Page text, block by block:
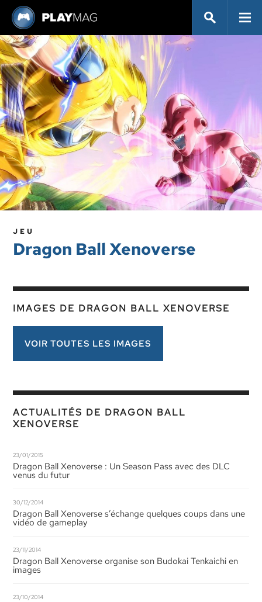
JEU
Dragon Ball Xenoverse
IMAGES DE DRAGON BALL XENOVERSE
VOIR TOUTES LES IMAGES
ACTUALITÉS DE DRAGON BALL
XENOVERSE
23/01/2015
Dragon Ball Xenoverse : Un Season Pass avec des DLC
venus du futur
30/12/2014
Dragon Ball Xenoverse s’échange quelques coups dans une
vidéo de gameplay
23/11/2014
Dragon Ball Xenoverse organise son Budokai Tenkaichi en
images
23/10/2014